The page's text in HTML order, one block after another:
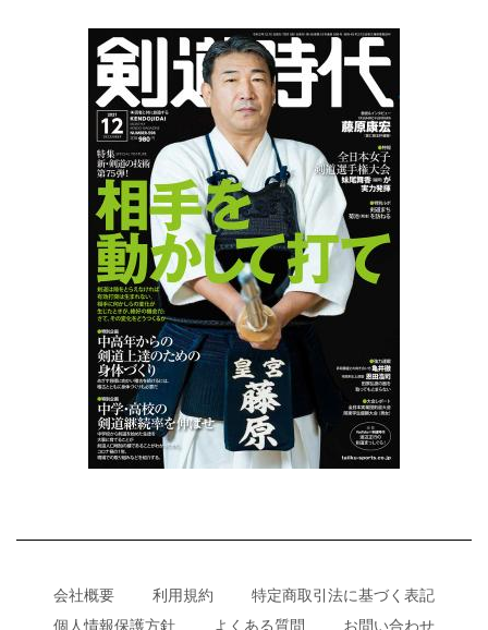
会社概要 利用規約
特定商取引法に基づく表記
個人情報保護方針
よくある質問 お問い合わせ